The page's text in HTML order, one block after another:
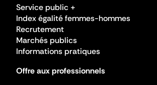
Service public +
Index égalité femmes-hommes
Recrutement
Marchés publics
Informations pratiques
Offre aux professionnels